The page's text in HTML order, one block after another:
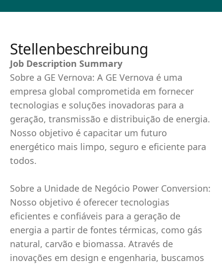
Stellenbeschreibung
Job Description Summary
Sobre a GE Vernova: A GE Vernova é uma
empresa global comprometida em fornecer
tecnologias e soluções inovadoras para a
geração, transmissão e distribuição de energia.
Nosso objetivo é capacitar um futuro
energético mais limpo, seguro e eficiente para
todos.
Sobre a Unidade de Negócio Power Conversion:
Nosso objetivo é oferecer tecnologias
eficientes e confiáveis para a geração de
energia a partir de fontes térmicas, como gás
natural, carvão e biomassa. Através de
inovações em design e engenharia, buscamos